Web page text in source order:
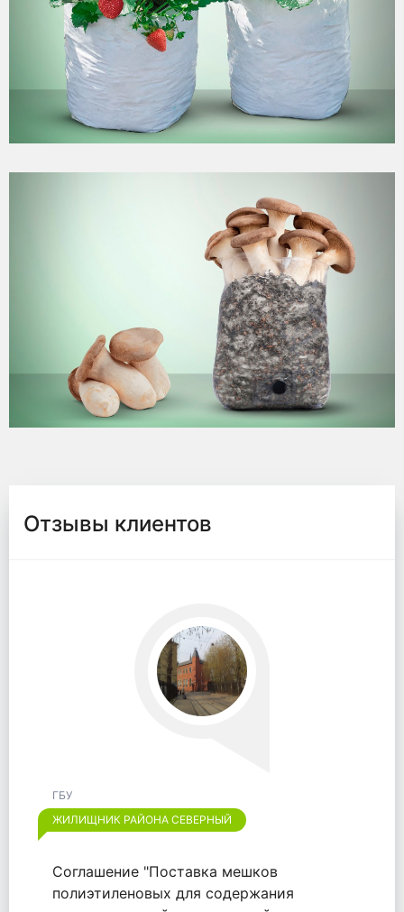
Отзывы клиентов
ГБУ
ЖИЛИЩНИК РАЙОНА ОТРАДНОЕ
Хотим выразить признательность
компании "ООО "ВАЙТПАК"" за